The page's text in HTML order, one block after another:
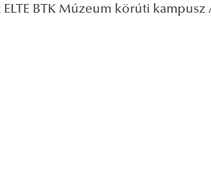
BTK Múzeum körúti